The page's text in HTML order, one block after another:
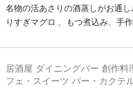
名物の活あさりの酒蒸しがお通
りすぎマグロ 、もつ煮込み、手
居酒屋 ダイニングバー 創作
フェ・スイーツ バー・カクテ